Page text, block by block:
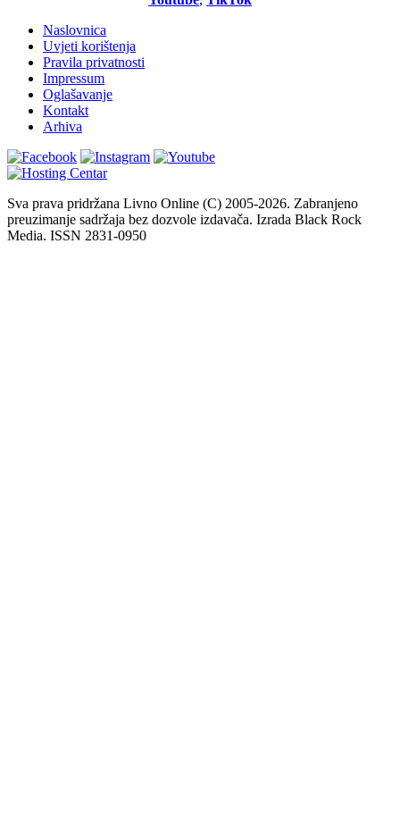
Naslovnica
Uvjeti korištenja
Pravila privatnosti
Impressum
Oglašavanje
Kontakt
Arhiva
Sva prava pridržana Livno Online (C) 2005-2026. Zabranjeno
preuzimanje sadržaja bez dozvole izdavača. Izrada Black Rock
Media. ISSN 2831-0950